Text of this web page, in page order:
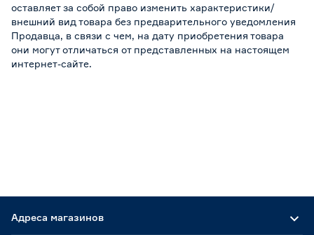
оставляет за собой право изменить характеристики/
внешний вид товара без предварительного уведомления
Продавца, в связи с чем, на дату приобретения товара
они могут отличаться от представленных на настоящем
интернет-сайте.
Адреса магазинов